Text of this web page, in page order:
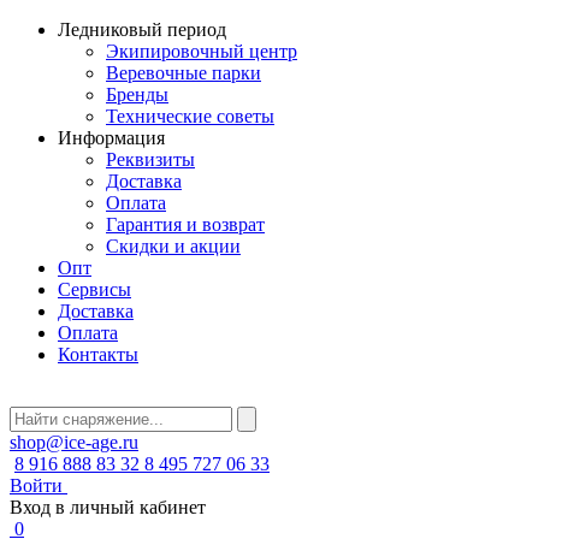
Ледниковый период
Экипировочный центр
Веревочные парки
Бренды
Технические советы
Информация
Реквизиты
Доставка
Оплата
Гарантия и возврат
Скидки и акции
Опт
Сервисы
Доставка
Оплата
Контакты
shop@ice-age.ru
8 916 888 83 32 8 495 727 06 33
Войти
Вход в личный кабинет
0